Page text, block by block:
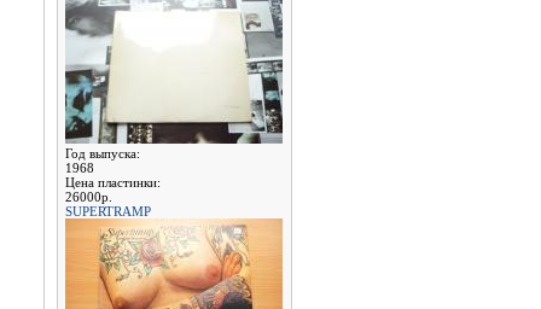
Год выпуска:
1968
Цена пластинки:
26000р.
SUPERTRAMP